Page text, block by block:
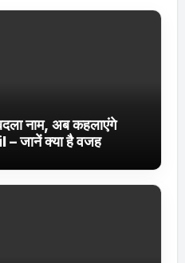
नाम, अब कहलाएंगे
जानें क्या है वजह